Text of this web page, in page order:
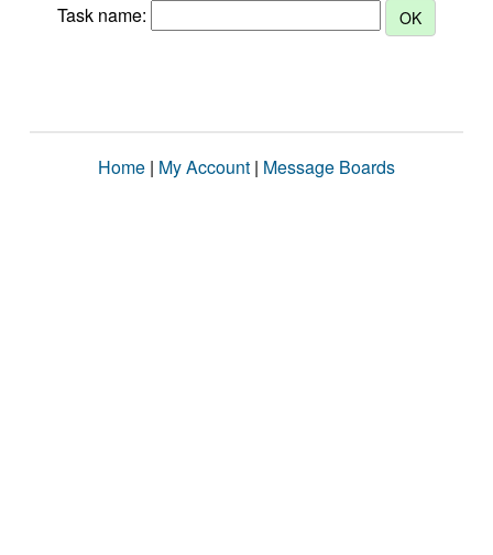
Task name:
Home | My Account | Message Boards